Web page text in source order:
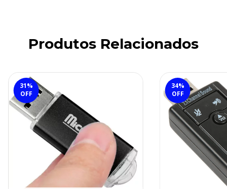
Produtos Relacionados
31 %
OFF
34%
OFF